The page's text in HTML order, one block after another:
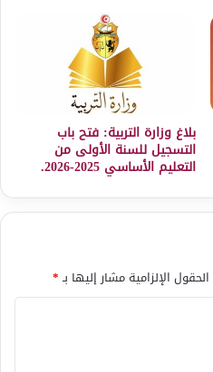
بلاغ وزارة التربية: فتح باب
التسجيل للسنة الأولى من
التعليم الأساسي 2025-2026.
الحقول الإلزامية مشار إليها بـ*